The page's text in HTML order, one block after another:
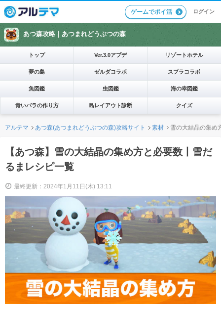
ゲームでポイ活 ログイン
あつ森攻略｜あつまれどうぶつの森
トップ Ver.3.0アプデ リゾートホテル
夢の島 ゼルダコラボ スプラコラボ
魚図鑑 虫図鑑 海の幸図鑑
青いバラの作り方 島レイアウト診断 クイズ
アルテマ あつ森(あつまれどうぶつの森)攻略サイト 素材 雪の大結晶の集め
【あつ森】雪の大結晶の集め方と必要数丨雪だ
るまレシピ一覧
最終更新：2024年1月11日(木) 13:11